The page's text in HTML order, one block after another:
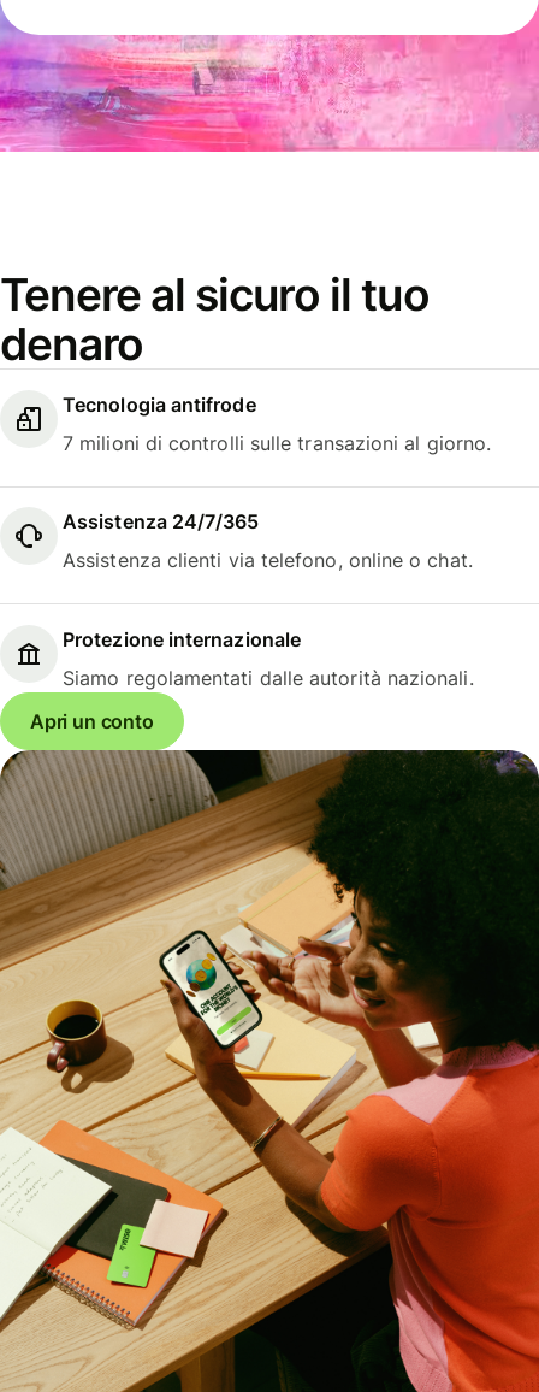
Tenere al sicuro il tuo
denaro
Tecnologia antifrode
7 milioni di controlli sulle transazioni al giorno.
Assistenza 24/7/365
Assistenza clienti via telefono, online o chat.
Protezione internazionale
Siamo regolamentati dalle autorità nazionali.
Apri un conto